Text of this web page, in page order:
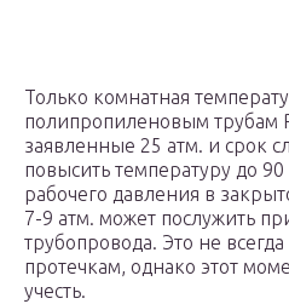
Только комнатная
полипропиленовым трубам
заявленные 25 атм. и срок
повысить температуру до 90
рабочего давления в
7-9 атм. может послужить
трубопровода. Это не
протечкам, однако этот
учесть.